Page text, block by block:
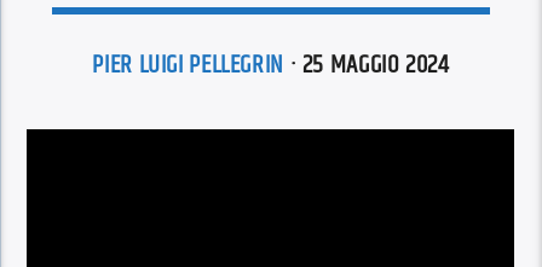
PIER LUIGI PELLEGRIN · 25 MAGGIO 2024